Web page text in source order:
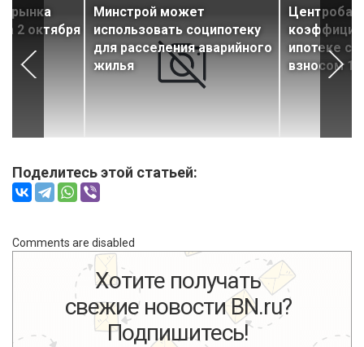
рынка
2 октября
Минстрой может
использовать соципотеку
для расселения аварийного
жилья
ипотеке с
взносом
Поделитесь этой статьей:
Comments are disabled
Хотите получать
свежие новости BN.ru?
Подпишитесь!